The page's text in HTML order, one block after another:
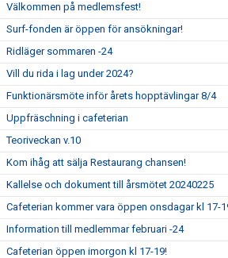
Välkommen på medlemsfest!
Surf-fonden är öppen för ansökningar!
Ridläger sommaren -24
Vill du rida i lag under 2024?
Funktionärsmöte inför årets hopptävlingar 8/4
Uppfräschning i cafeterian
Teoriveckan v.10
Kom ihåg att sälja Restaurang chansen!
Kallelse och dokument till årsmötet 20240225
Cafeterian kommer vara öppen onsdagar kl 17-
Information till medlemmar februari -24
Cafeterian öppen imorgon kl 17-19!